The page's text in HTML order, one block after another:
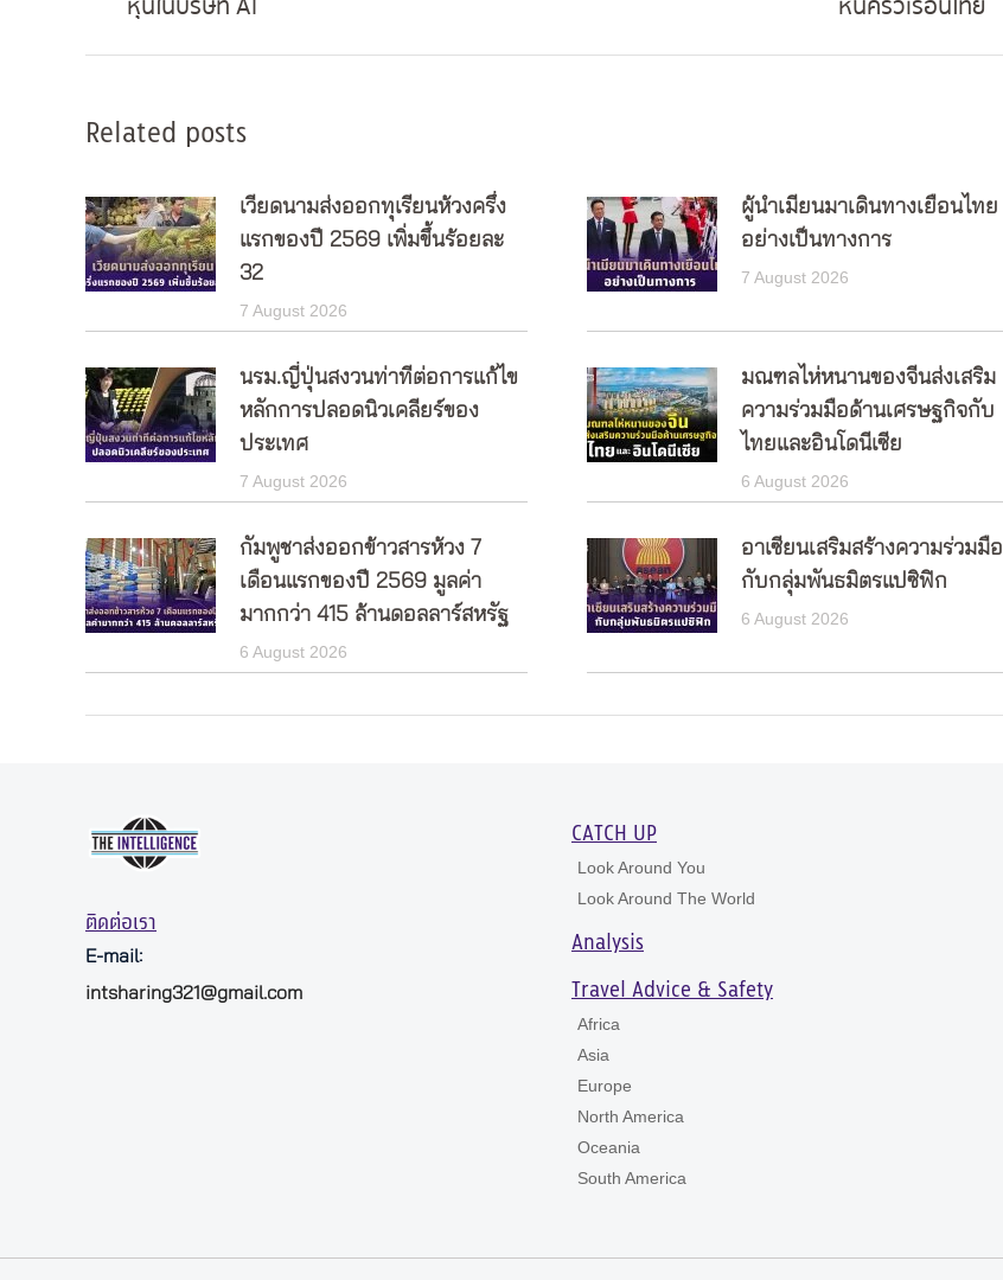
post:
หุ้นในบริษัท AI
หนี้ครัวเรือนไทย
Related posts
เวียดนามส่งออกทุเรียนห้วงครึ่ง
แรกของปี 2569 เพิ่มขึ้นร้อยละ
32
7 August 2026
ผู้นำเมียนมาเดินทางเยือนไทย
อย่างเป็นทางการ
7 August 2026
นรม.ญี่ปุ่นสงวนท่าทีต่อการแก้ไข
หลักการปลอดนิวเคลียร์ของ
ประเทศ
7 August 2026
มณฑลไห่หนานของจีนส่งเสริม
ความร่วมมือด้านเศรษฐกิจกับ
ไทยและอินโดนีเซีย
6 August 2026
กัมพูชาส่งออกข้าวสารห้วง 7
เดือนแรกของปี 2569 มูลค่า
มากกว่า 415 ล้านดอลลาร์สหรัฐ
6 August 2026
อาเซียนเสริมสร้างความร่วมมือ
กับกลุ่มพันธมิตรแปซิฟิก
6 August 2026
ติดต่อเรา
E-mail:
intsharing321@gmail.com
CATCH UP
Look Around You
Look Around The World
Analysis
Travel Advice & Safety
Africa
Asia
Europe
North America
Oceania
South America